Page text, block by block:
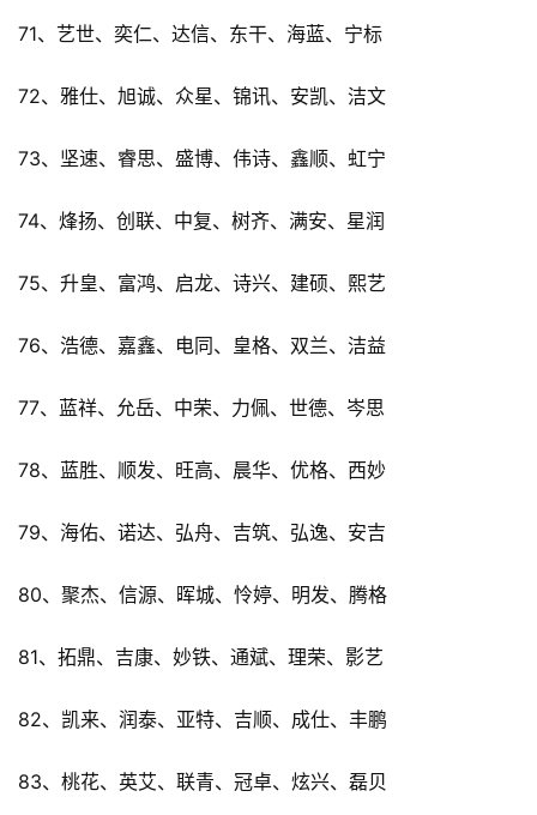
71、艺世、奕仁、达信、东干、海蓝、宁标
72、雅仕、旭诚、众星、锦讯、安凯、洁文
73、坚速、睿思、盛博、伟诗、鑫顺、虹宁
74、烽扬、创联、中复、树齐、满安、星润
75、升皇、富鸿、启龙、诗兴、建硕、熙艺
76、浩德、嘉鑫、电同、皇格、双兰、洁益
77、蓝祥、允岳、中荣、力佩、世德、岑思
78、蓝胜、顺发、旺高、晨华、优格、西妙
79、海佑、诺达、弘舟、吉筑、弘逸、安吉
80、聚杰、信源、晖城、怜婷、明发、腾格
81、拓鼎、吉康、妙铁、通斌、理荣、影艺
82、凯来、润泰、亚特、吉顺、成仕、丰鹏
83、桃花、英艾、联青、冠卓、炫兴、磊贝